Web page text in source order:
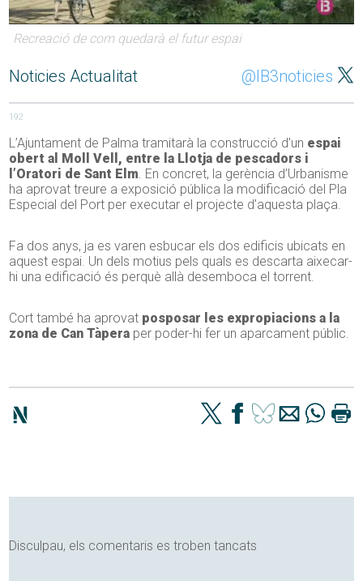
Recreació de com quedarà el futur espai
Noticies Actualitat @IB3noticies
192
L’Ajuntament de Palma tramitarà la construcció d’un espai
obert al Moll Vell, entre la Llotja de pescadors i
l’Oratori de Sant Elm. En concret, la gerència d’Urbanisme
ha aprovat treure a exposició pública la modificació del Pla
Especial del Port per executar el projecte d’aquesta plaça.
Fa dos anys, ja es varen esbucar els dos edificis ubicats en
aquest espai. Un dels motius pels quals es descarta aixecar-
hi una edificació és perquè allà desemboca el torrent.
Cort també ha aprovat posposar les expropiacions a la
zona de Can Tàpera per poder-hi fer un aparcament públic.
Disculpau, els comentaris es troben tancats